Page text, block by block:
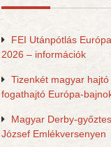
FEI Utánpótlás
2026 – információk
Tizenkét magyar
fogathajtó Európa-
Magyar Derby-
József Emlékversenyen